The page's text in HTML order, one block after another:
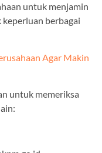
untuk menjamin
berbagai
Agar Makin
untuk memeriksa